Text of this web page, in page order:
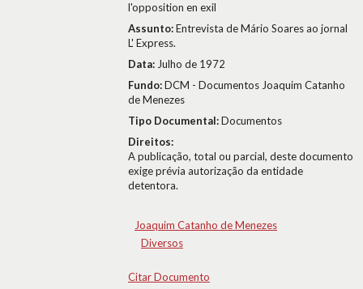
l'opposition en exil
Assunto:Entrevista de Mário Soares ao jornal
L' Express.
Data: Julho de 1972
Fundo:DCM - Documentos Joaquim Catanho
de Menezes
Tipo Documental:Documentos
Direitos:
A publicação, total ou parcial, deste documento
exige prévia autorização da entidade
detentora.
Joaquim Catanho de Menezes
Diversos
Citar Documento